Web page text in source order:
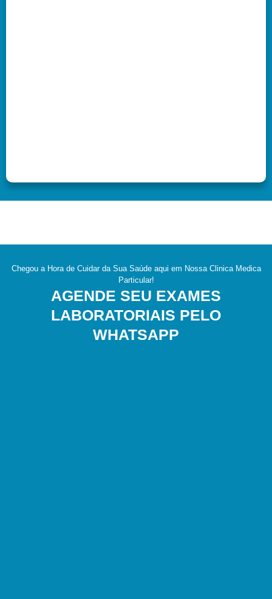
Chegou a Hora de Cuidar da Sua Saúde aqui em Nossa Clinica Medica
Particular!
AGENDE SEU EXAMES
LABORATORIAIS PELO
WHATSAPP